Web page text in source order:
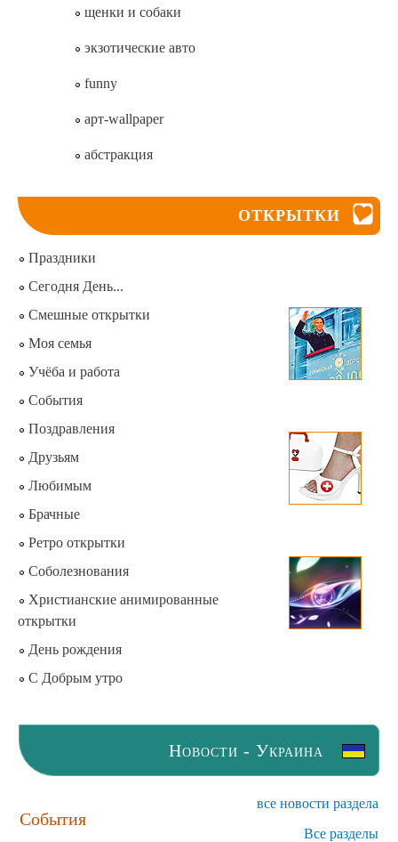
щенки и собаки
экзотические авто
funny
арт-wallpaper
абстракция
ОТКРЫТКИ
Праздники
Сегодня День...
Смешные открытки
Моя семья
Учёба и работа
События
Поздравления
Друзьям
Любимым
Брачные
Ретро открытки
Соболезнования
Христианские анимированные
открытки
День рождения
С Добрым утро
Новости - Украина
События
все новости раздела
Все разделы